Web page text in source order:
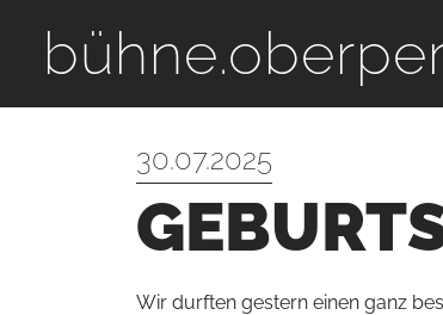
30.07.2025
Wir durften gestern einen ganz